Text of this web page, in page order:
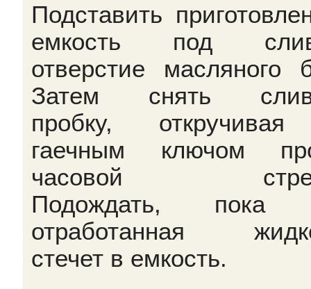
Подставить
емкость под
отверстие масляного
Затем снять
пробку,
гаечным ключом
часовой
Подождать, пока
отработанная
стечет в емкость.